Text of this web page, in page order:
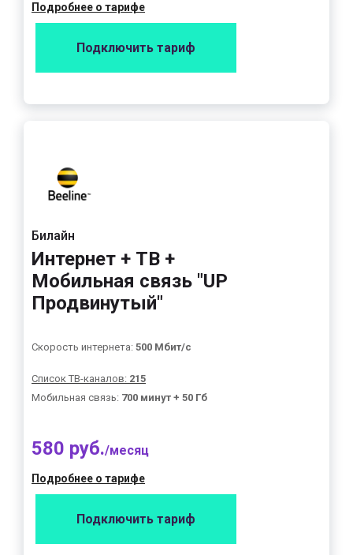
Подробнее о тарифе
Подключить тариф
Билайн
Интернет + ТВ +
Мобильная связь "UP
Продвинутый"
Скорость интернета: 500 Мбит/с
Список ТВ-каналов: 215
Мобильная связь: 700 минут + 50 Гб
580 руб./месяц
Подробнее о тарифе
Подключить тариф